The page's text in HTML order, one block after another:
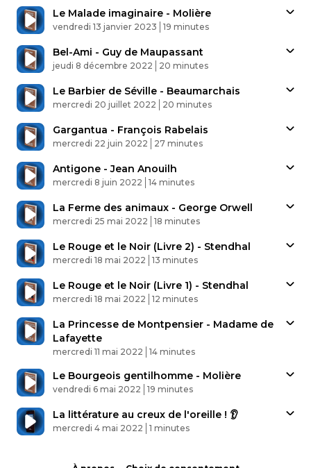
Le Malade imaginaire - Molière
Published At
vendredi 13 janvier 2023 Time
19 minutes
Bel-Ami - Guy de Maupassant
Published At
jeudi 8 décembre 2022 Time
20 minutes
Le Barbier de Séville - Beaumarchais
Published At
mercredi 20 juillet 2022 Time
20 minutes
Gargantua - François Rabelais
Published At
mercredi 22 juin 2022 Time
27 minutes
Antigone - Jean Anouilh
Published At
mercredi 8 juin 2022 Time
14 minutes
La Ferme des animaux - George Orwell
Published At
mercredi 25 mai 2022 Time
18 minutes
Le Rouge et le Noir (Livre 2) - Stendhal
Published At
mercredi 18 mai 2022 Time
13 minutes
Le Rouge et le Noir (Livre 1) - Stendhal
Published At
mercredi 18 mai 2022 Time
12 minutes
La Princesse de Montpensier - Madame de
Lafayette
Published At
mercredi 11 mai 2022 Time
14 minutes
Le Bourgeois gentilhomme - Molière
Published At
vendredi 6 mai 2022 Time
19 minutes
La littérature au creux de l'oreille ! 👂
Published At
mercredi 4 mai 2022 Time
1 minutes